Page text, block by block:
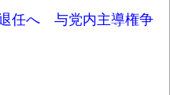
ってお金持ってんじ
がアジア人にケンカ
ほか
任へ 与党内主導権争